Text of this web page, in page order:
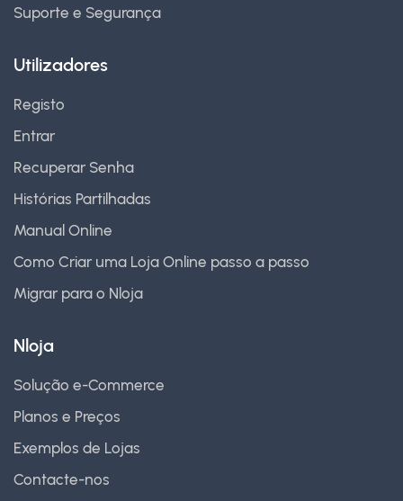
Suporte e Segurança
Utilizadores
Registo
Entrar
Recuperar Senha
Histórias Partilhadas
Manual Online
Como Criar uma Loja Online passo a passo
Migrar para o Nloja
Nloja
Solução e-Commerce
Planos e Preços
Exemplos de Lojas
Contacte-nos